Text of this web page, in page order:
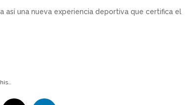
así una nueva experiencia deportiva que certifica el